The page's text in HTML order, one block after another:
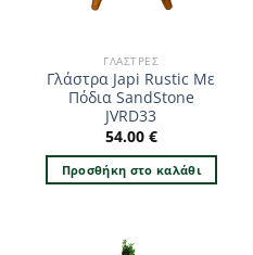
ΓΛΆΣΤΡΕΣ
Γλάστρα Japi Rustic Με
Πόδια SandStone
JVRD33
54.00 €
Προσθήκη στο καλάθι